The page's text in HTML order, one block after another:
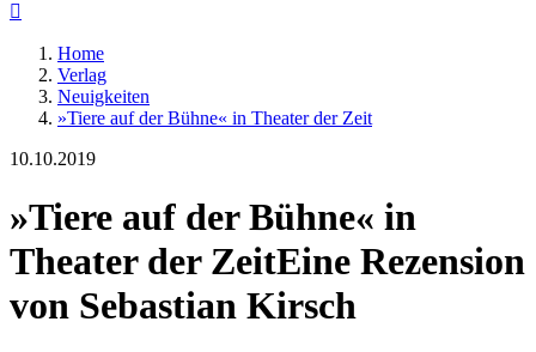

Home
Verlag
Neuigkeiten
»Tiere auf der Bühne« in Theater der Zeit
10.10.2019
»Tiere auf der Bühne« in
Theater der ZeitEine Rezension
von Sebastian Kirsch